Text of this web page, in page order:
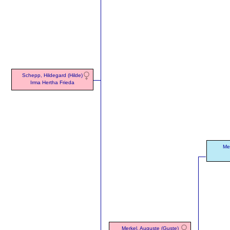
Schepp, Hildegard (Hilde)
Irma Hertha Frieda
Merkel, Auguste (Guste)